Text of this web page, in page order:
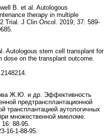
B. et al. Autologous
therapy in multiple
Trial. J Clin Oncol. 2019; 37: 589-
Autologous stem cell transplant for
on the transplant outcome.
Ж.Ю. и др. Эффективность
предтрансплантационной
трансплантацией аутологичных
множественной миеломе.
88-95.
16-1-88-95.